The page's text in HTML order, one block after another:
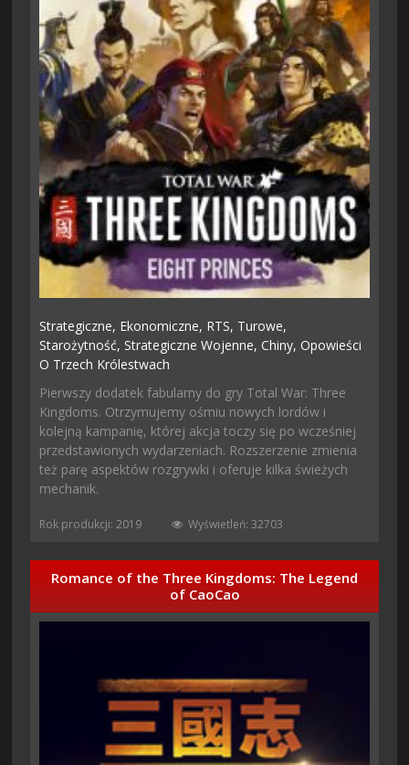
Strategiczne, Ekonomiczne, RTS, Turowe,
Starożytność,Strategiczne Wojenne,Chiny,Opowieści
O Trzech Królestwach
Pierwszy dodatek fabularny do gry Total War: Three
Kingdoms. Otrzymujemy ośmiu nowych lordów i
kolejną kampanię, której akcja toczy się po wcześniej
przedstawionych wydarzeniach. Rozszerzenie zmienia
też parę aspektów rozgrywki i oferuje kilka świeżych
mechanik.
Rok produkcji: 2019 Wyświetleń: 32703
Romance of the Three Kingdoms: The Legend
of CaoCao